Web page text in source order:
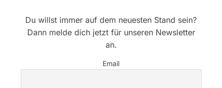
Du willst immer auf dem neuesten Stand sein?
Dann melde dich jetzt für unseren Newsletter
an.
Email